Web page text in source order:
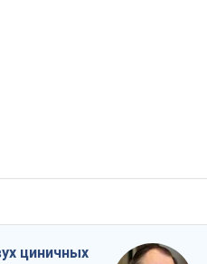
циничных